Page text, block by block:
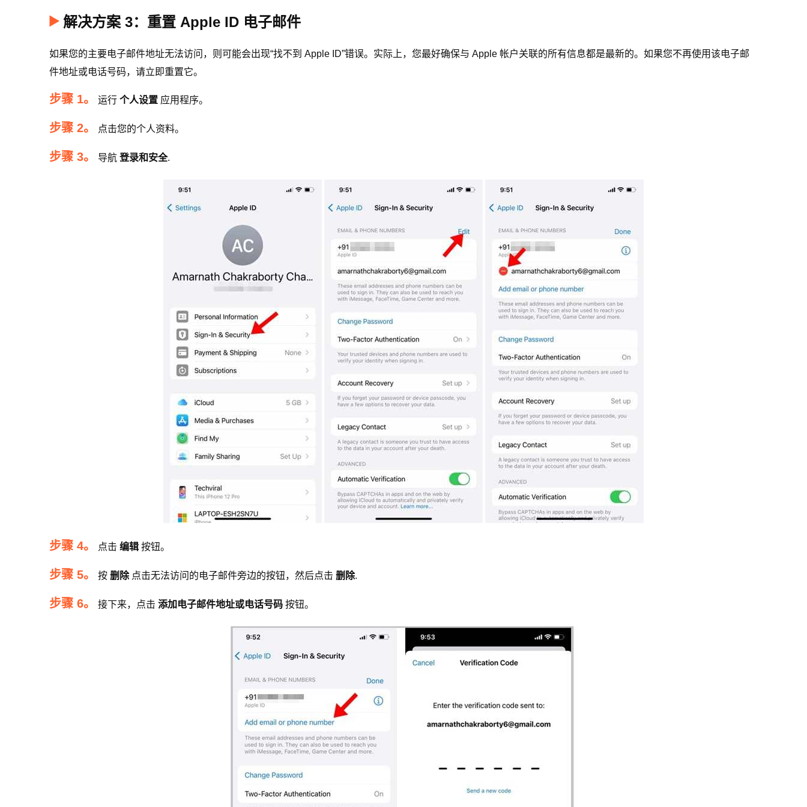
解决方案 3：重置 Apple ID 电子邮件
如果您的主要电子邮件地址无法访问，则可能会出现“找不到 Apple ID”错误。实际上，您最好确保与 Apple 帐户关联的所有信息都是最新的。如果您不再使用该电子邮
件地址或电话号码，请立即重置它。
步骤 1。 运行 个人设置 应用程序。
步骤 2。 点击您的个人资料。
步骤 3。 导航 登录和安全.
步骤 4。 点击 编辑 按钮。
步骤 5。 按 删除点击无法访问的电子邮件旁边的按钮，然后点击 删除.
步骤 6。 接下来，点击 添加电子邮件地址或电话号码 按钮。